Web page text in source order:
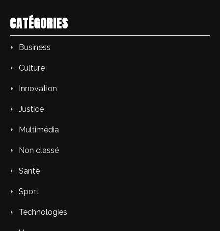
CATÉGORIES
Business
Culture
Innovation
Justice
Multimédia
Non classé
Santé
Sport
Technologies